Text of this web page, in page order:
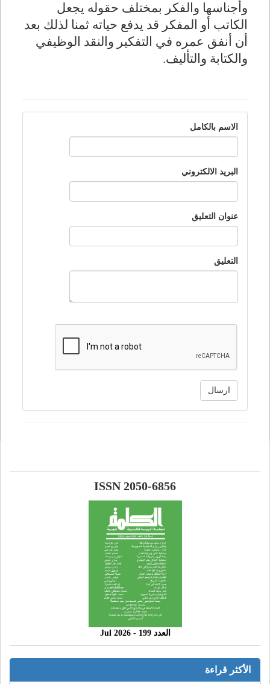
وأجناسها والفكر بمختلف حقوله يجعل
الكاتب أو المفكر قد يدفع حياته ثمنا لذلك بعد
أن أنفق عمره في التفكير والنقد الوظيفي
والكتابة والتأليف.
الاسم بالكامل
البريد الالكتروني
عنوان التعليق
التعليق
ارسال
ISSN 2050-6856
العدد 199 - 2026 Jul
الأكثر قراءة